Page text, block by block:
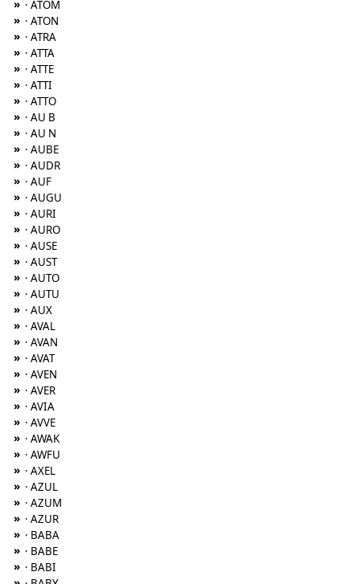
» · ATOM
» · ATON
» · ATRA
» · ATTA
» · ATTE
» · ATTI
» · ATTO
» · AU B
» · AU N
» · AUBE
» · AUDR
» · AUF
» · AUGU
» · AURI
» · AURO
» · AUSE
» · AUST
» · AUTO
» · AUTU
» · AUX
» · AVAL
» · AVAN
» · AVAT
» · AVEN
» · AVER
» · AVIA
» · AVVE
» · AWAK
» · AWFU
» · AXEL
» · AZUL
» · AZUM
» · AZUR
» · BABA
» · BABE
» · BABI